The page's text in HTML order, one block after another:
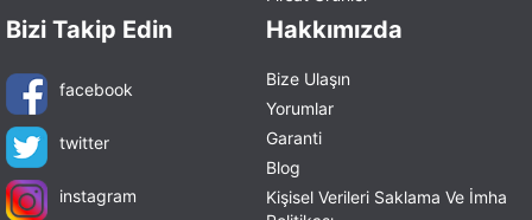
Bizi Takip Edin
facebook
twitter
instagram
Hakkımızda
Bize Ulaşın
Yorumlar
Garanti
Blog
Kişisel Verileri Saklama Ve İmha